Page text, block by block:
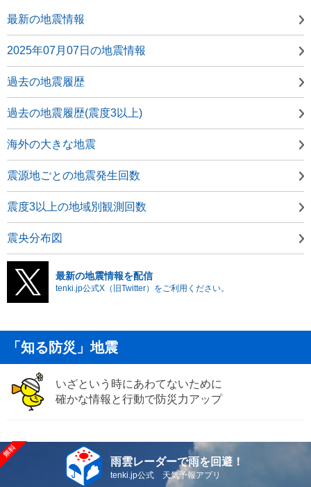
最新の地震情報
2025年07月07日の地震情報
過去の地震履歴
過去の地震履歴(震度3以上)
海外の大きな地震
震源地ごとの地震発生回数
震度3以上の地域別観測回数
震央分布図
最新の地震情報を配信
tenki.jp公式X（旧Twitter）をご利用ください。
「知る防災」地震
いざという時にあわてないために
確かな情報と行動で防災力アップ
雨雲レーダーで雨を回避！
tenki.jp公式 天気予報アプリ